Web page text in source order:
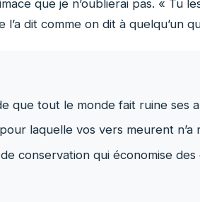
que je n’oublierai pas. « Tu
l’a dit comme on dit à quelqu’un
que tout le monde fait ruine ses
laquelle vos vers meurent
conservation qui économise